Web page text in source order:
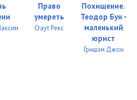
Право
умереть
Стаут Рекс
Похищение.
Теодор Бун -
маленький
юрист
Гришэм Джон